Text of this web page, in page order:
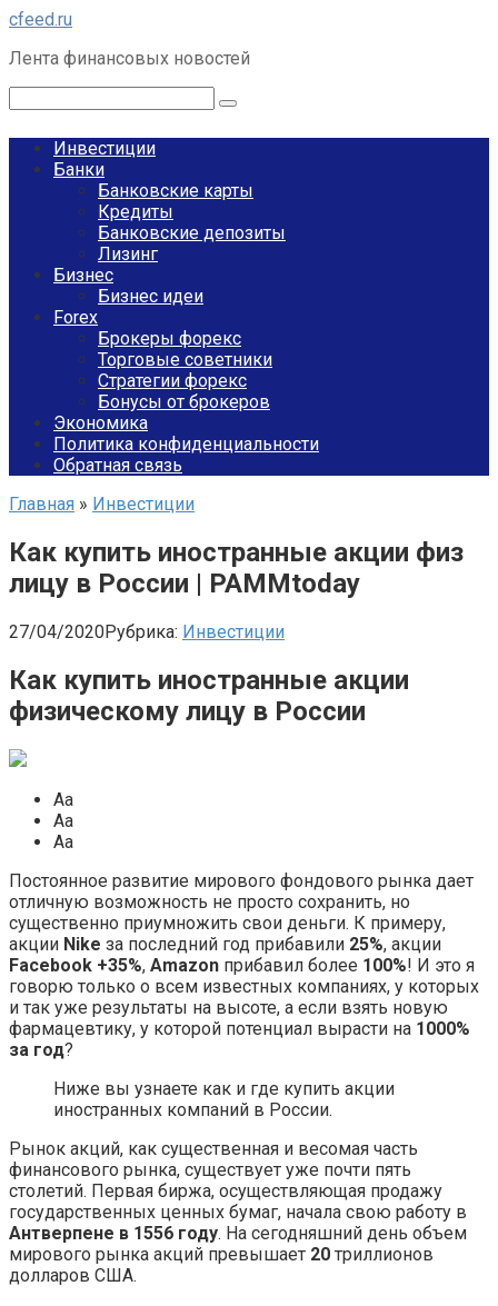
Перейти
контенту
cfeed.ru
Лента финансовых новостей
Инвестиции
Банки
Банковские карты
Кредиты
Банковские депозиты
Лизинг
Бизнес
Бизнес идеи
Forex
Брокеры форекс
Торговые советники
Стратегии форекс
Бонусы от брокеров
Экономика
Политика конфиденциальности
Обратная связь
Главная » Инвестиции
Как купить иностранные акции физ
лицу в России | PAMMtoday
27/04/2020Рубрика: Инвестиции
Как купить иностранные акции
физическому лицу в России
Aa
Aa
Aa
Постоянное развитие мирового фондового рынка дает
отличную возможность не просто сохранить, но
существенно приумножить свои деньги. К примеру,
акции Nike за последний год прибавили 25%, акции
Facebook +35%, Amazon прибавил более 100%! И это я
говорю только о всем известных компаниях, у которых
и так уже результаты на высоте, а если взять новую
фармацевтику, у которой потенциал вырасти на 1000%
за год?
Ниже вы узнаете как и где купить акции
иностранных компаний в России.
Рынок акций, как существенная и весомая часть
финансового рынка, существует уже почти пять
столетий. Первая биржа, осуществляющая продажу
государственных ценных бумаг, начала свою работу в
Антверпене в 1556 году. На сегодняшний день объем
мирового рынка акций превышает 20 триллионов
долларов США.